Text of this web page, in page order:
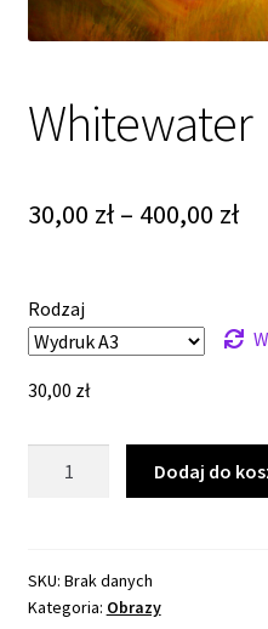
Whitewater
30,00 zł – 400,00 zł
Rodzaj
30,00 zł
Dodaj do
SKU: Brak danych
Kategoria: Obrazy